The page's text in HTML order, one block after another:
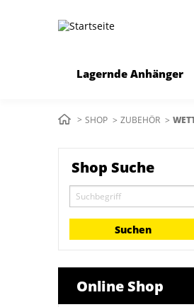
Lagernde Anhänger
SHOP ZUBEHÖR
Shop Suche
Online Shop